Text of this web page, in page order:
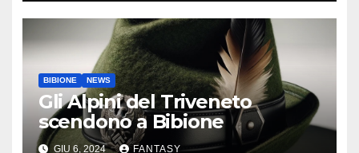
BIBIONE NEWS
Gli Alpini del Triveneto
scendono a Bibione
GIU 6, 2024 FANTASY